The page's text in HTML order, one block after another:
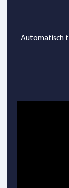
Automatisch